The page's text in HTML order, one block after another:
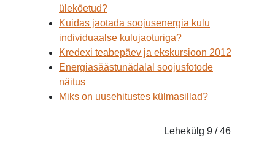
üleköetud?
Kuidas jaotada soojusenergia kulu
individuaalse kulujaoturiga?
Kredexi teabepäev ja ekskursioon 2012
Energiasäästunädalal soojusfotode
näitus
Miks on uusehitustes külmasillad?
Lehekülg 9 / 46